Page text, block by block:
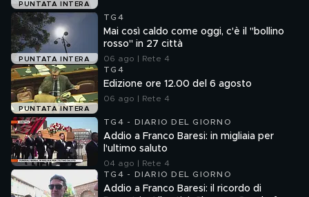
PUNTATA INTERA
PUNTATA INTERA
TG4
Mai così caldo come oggi, c'è il "bollino
rosso" in 27 città
06 ago | Rete 4
PUNTATA INTERA
TG4
Edizione ore 12.00 del 6 agosto
06 ago | Rete 4
TG4 - DIARIO DEL GIORNO
Addio a Franco Baresi: in migliaia per
l'ultimo saluto
04 ago | Rete 4
TG4 - DIARIO DEL GIORNO
Addio a Franco Baresi: il ricordo di